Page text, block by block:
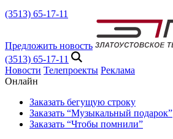
(3513) 65-17-11
Предложить новость
(3513) 65-17-11
Новости Телепроекты Реклама
Онлайн
Заказать бегущую строку
Заказать “Музыкальный подарок”
Заказать “Чтобы помнили”